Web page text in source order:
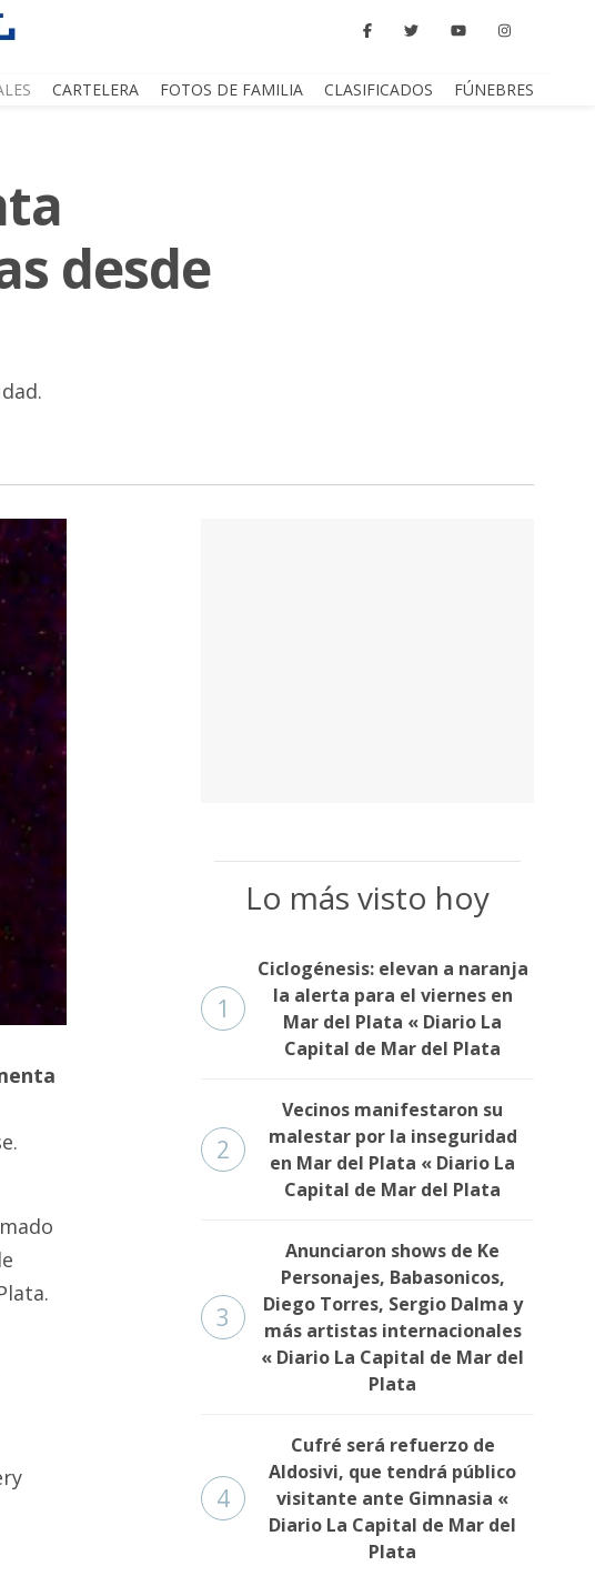
CARTELERA FOTOS DE FAMILIA CLASIFICADOS FÚNEBRES
desde
Lo más visto hoy
1
Ciclogénesis: elevan a naranja
la alerta para el viernes en
Mar del Plata « Diario La
Capital de Mar del Plata
2
Vecinos manifestaron su
malestar por la inseguridad
en Mar del Plata « Diario La
Capital de Mar del Plata
3
Anunciaron shows de Ke
Personajes, Babasonicos,
Diego Torres, Sergio Dalma y
más artistas internacionales
« Diario La Capital de Mar del
Plata
4
Cufré será refuerzo de
Aldosivi, que tendrá público
visitante ante Gimnasia «
Diario La Capital de Mar del
Plata